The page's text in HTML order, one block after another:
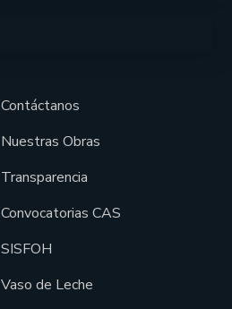
Contáctanos
Nuestras Obras
Transparencia
Convocatorias CAS
SISFOH
Vaso de Leche